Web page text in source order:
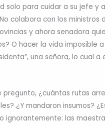
solo para cuidar a su jefe y
colabora con los ministros
y ahora senadora
O hacer la vida imposible a
una señora, lo cual a
pregunto, ¿cuántas rutas
¿Y mandaron insumos?
ignorantemente: las